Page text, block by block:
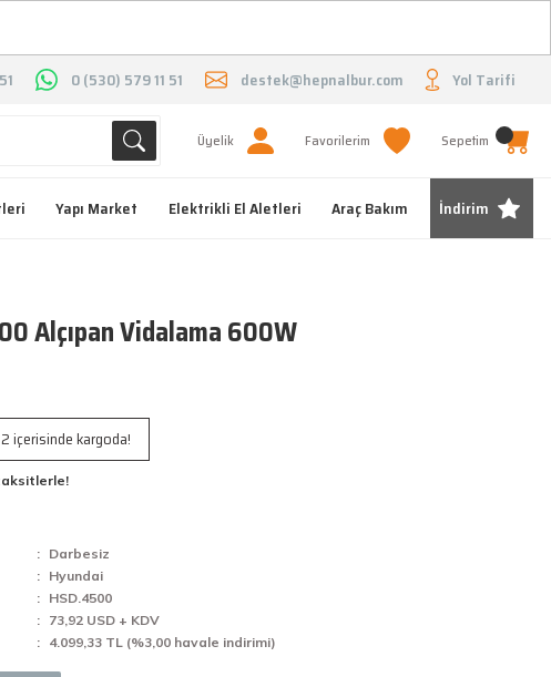
0 (530) 579 11 51 destek@hepnalbur.com Yol Tarifi
Üyelik Favorilerim Sepetim
Yapı Market Elektrikli El Aletleri Araç Bakım İndirim
Alçıpan Vidalama 600W
içerisinde kargoda!
Darbesiz
Hyundai
HSD.4500
73,92 USD + KDV
4.099,33 TL (%3,00 havale indirimi)